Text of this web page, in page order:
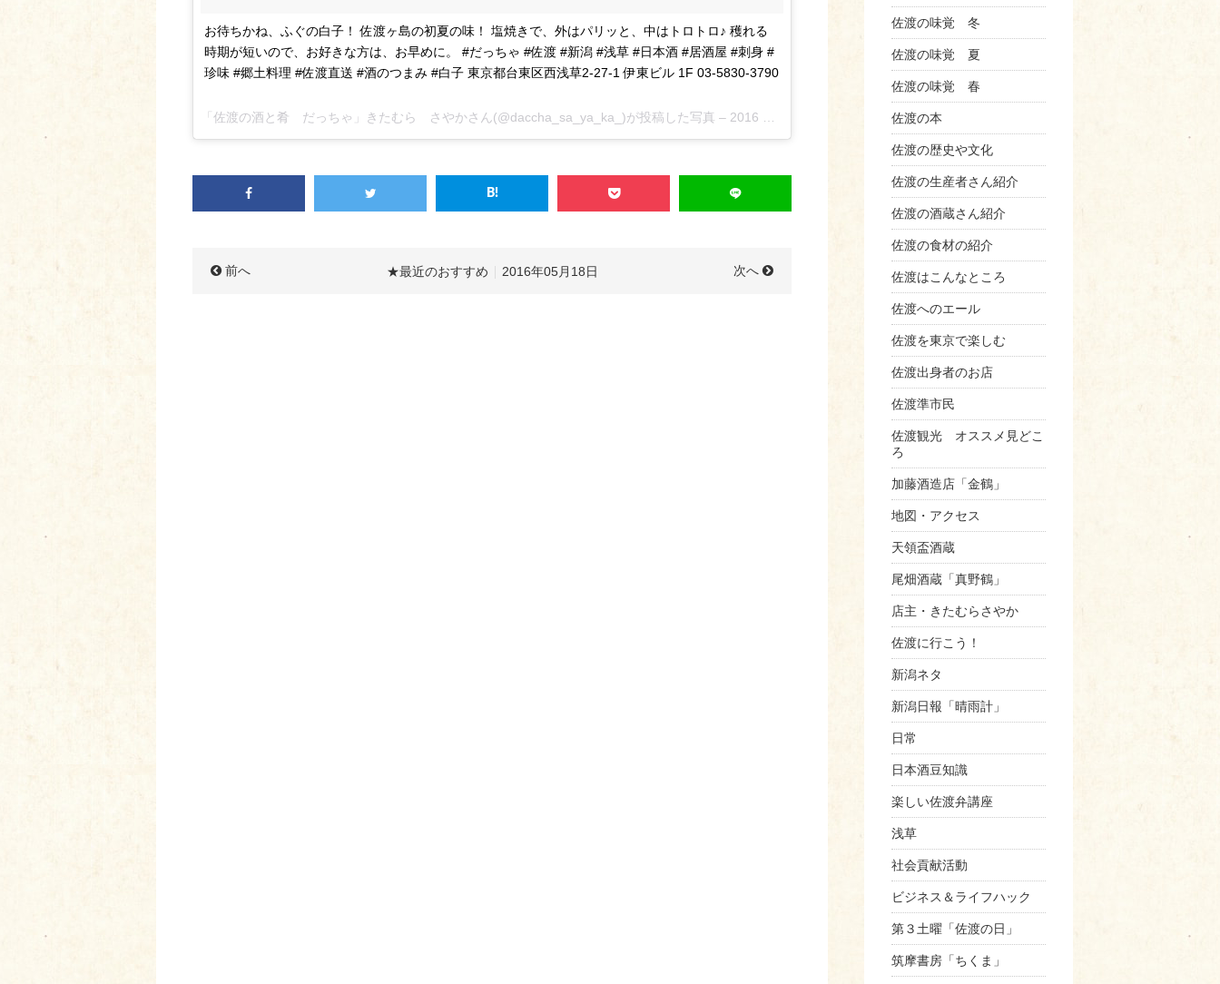
お待ちかね、ふぐの白子！ 佐渡ヶ島の初夏の味！ 塩焼きで、外はパリッと、中はトロトロ♪ 穫れる
時期が短いので、お好きな方は、お早めに。 #だっちゃ #佐渡 #新潟 #浅草 #日本酒 #居酒屋 #刺身 #
珍味 #郷土料理 #佐渡直送 #酒のつまみ #白子 東京都台東区西浅草2-27-1 伊東ビル 1F 03-5830-3790
「佐渡の酒と肴 だっちゃ」きたむら さやかさん(@daccha_sa_ya_ka_)が投稿した写真 – 2016 May 18 5:03am PDT
★最近のおすすめ 2016年05月18日
前へ 次へ
佐渡の味覚 冬
佐渡の味覚 夏
佐渡の味覚 春
佐渡の本
佐渡の歴史や文化
佐渡の生産者さん紹介
佐渡の酒蔵さん紹介
佐渡の食材の紹介
佐渡はこんなところ
佐渡へのエール
佐渡を東京で楽しむ
佐渡出身者のお店
佐渡準市民
佐渡観光 オススメ見どこ
ろ
加藤酒造店「金鶴」
地図・アクセス
天領盃酒蔵
尾畑酒蔵「真野鶴」
店主・きたむらさやか
佐渡に行こう！
新潟ネタ
新潟日報「晴雨計」
日常
日本酒豆知識
楽しい佐渡弁講座
浅草
社会貢献活動
ビジネス＆ライフハック
第３土曜「佐渡の日」
筑摩書房「ちくま」